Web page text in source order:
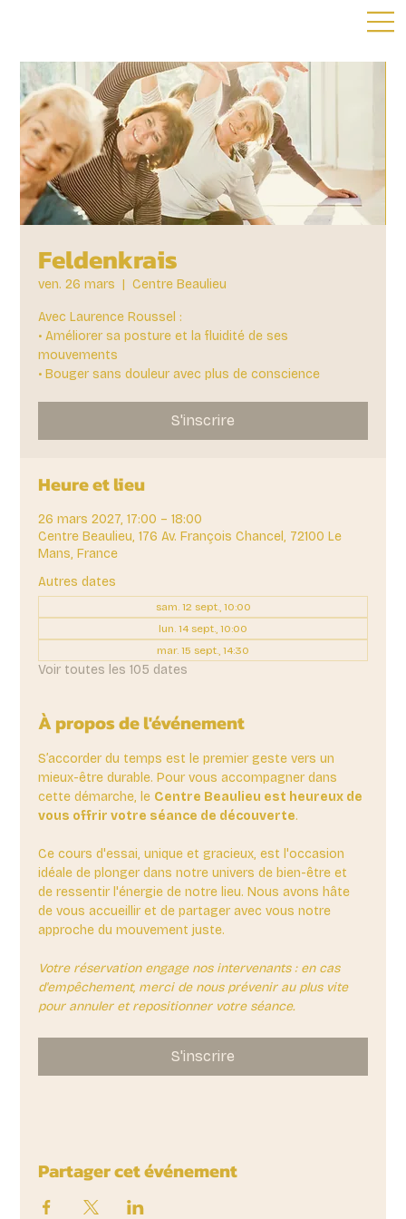
Feldenkrais
ven. 26 mars
  |
Centre Beaulieu
Avec Laurence Roussel :
• Améliorer sa posture et la fluidité de ses
mouvements
• Bouger sans douleur avec plus de conscience
S'inscrire
Heure et lieu
26 mars 2027, 17:00 – 18:00
Centre Beaulieu, 176 Av. François Chancel, 72100 Le
Mans, France
Autres dates
sam. 12 sept., 10:00
lun. 14 sept., 10:00
mar. 15 sept., 14:30
Voir toutes les 105 dates
À propos de l'événement
S’accorder du temps est le premier geste vers un
mieux-être durable. Pour vous accompagner dans
cette démarche, le Centre Beaulieu est heureux de
vous offrir votre séance de découverte.
Ce cours d'essai, unique et gracieux, est l'occasion
idéale de plonger dans notre univers de bien-être et
de ressentir l'énergie de notre lieu. Nous avons hâte
de vous accueillir et de partager avec vous notre
approche du mouvement juste.
Votre réservation engage nos intervenants : en cas
d'empêchement, merci de nous prévenir au plus vite
pour annuler et repositionner votre séance.
S'inscrire
Partager cet événement